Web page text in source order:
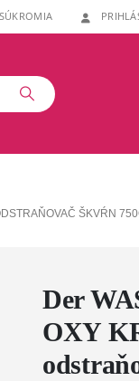
ŠKVŔN
Der
OXY